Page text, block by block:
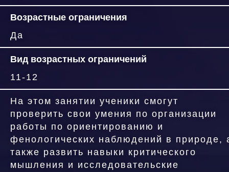
Возрастные ограничения
Да
Вид возрастных ограничений
11-12
На этом занятии ученики смогут
проверить свои умения по организации
работы по ориентированию и
фенологических наблюдений в природе,
также развить навыки критического
мышления и исследовательские